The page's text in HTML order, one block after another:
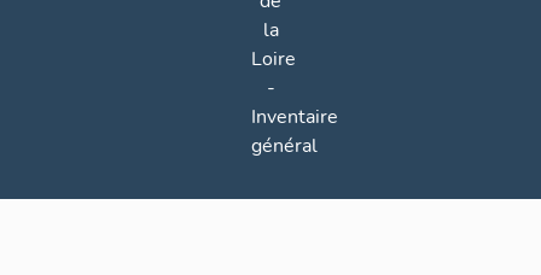
la
Loire
-
Inventaire
général